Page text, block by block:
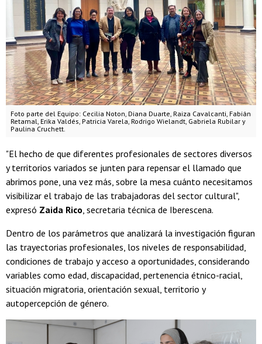
Foto parte del Equipo: Cecilia Noton, Diana Duarte, Raiza Cavalcanti, Fabián
Retamal, Erika Valdés, Patricia Varela, Rodrigo Wielandt, Gabriela Rubilar y
Paulina Cruchett.
"El hecho de que diferentes profesionales de sectores diversos
y territorios variados se junten para repensar el llamado que
abrimos pone, una vez más, sobre la mesa cuánto necesitamos
visibilizar el trabajo de las trabajadoras del sector cultural",
expresó Zaida Rico, secretaria técnica de Iberescena.
Dentro de los parámetros que analizará la investigación figuran
las trayectorias profesionales, los niveles de responsabilidad,
condiciones de trabajo y acceso a oportunidades, considerando
variables como edad, discapacidad, pertenencia étnico-racial,
situación migratoria, orientación sexual, territorio y
autopercepción de género.